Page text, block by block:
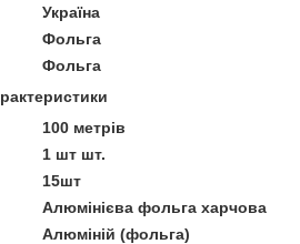
Україна
Фольга
Фольга
100 метрів
1 шт шт.
15шт
Алюмінієва фольга харчова
Алюміній (фольга)